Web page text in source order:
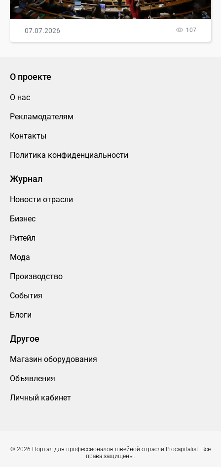
07.07.2026 107
О проекте
О нас
Рекламодателям
Контакты
Политика конфиденциальности
Журнал
Новости отрасли
Бизнес
Ритейл
Мода
Производство
События
Блоги
Другое
Магазин оборудования
Объявления
Личный кабинет
© 2026 Портал для профессионалов швейной отрасли Procapitalist. Все
права защищены.